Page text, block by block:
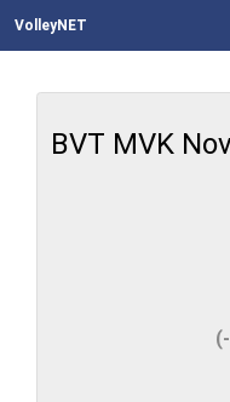
VolleyNET
BVT MVK